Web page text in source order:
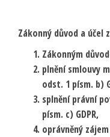
Zákonný důvod a účel
Zákonným
plnění smlouvy
odst. 1 písm. b)
splnění právní
písm. c) GDPR,
oprávněný